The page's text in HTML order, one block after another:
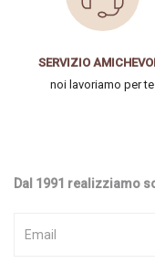
SERVIZIO
noi lavoriamo per te
Dal 1991 realizziamo